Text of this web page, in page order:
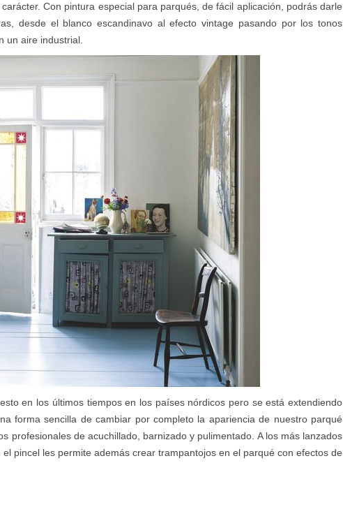
Con pintura especial para parqués, de fácil aplicación, podrás darle
desde el blanco escandinavo al efecto vintage pasando por los tonos
un aire industrial.
en los últimos tiempos en los países nórdicos pero se está extendiendo
forma sencilla de cambiar por completo la apariencia de nuestro parqué
profesionales de acuchillado, barnizado y pulimentado. A los más lanzados
pincel les permite además crear trampantojos en el parqué con efectos de